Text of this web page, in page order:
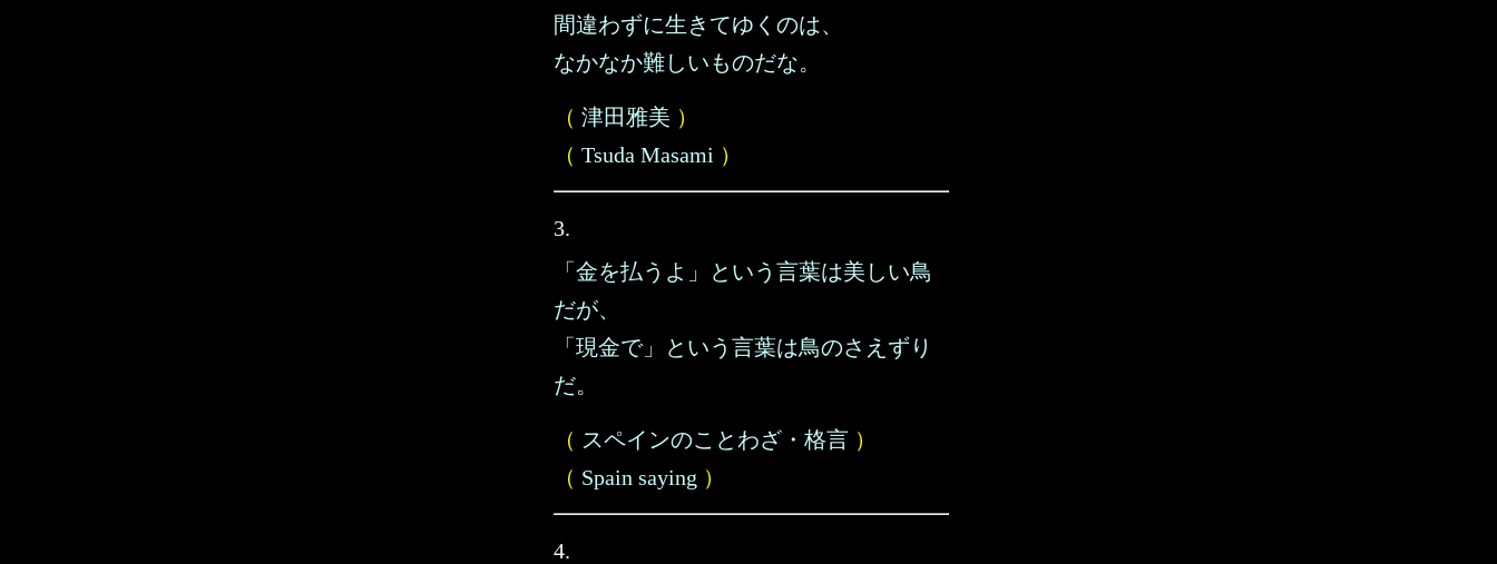
間違わずに生きてゆくのは、
なかなか難しいものだな。
（ 津田雅美 ）
（ Tsuda Masami ）
3.
「金を払うよ」という言葉は美しい鳥
だが、
「現金で」という言葉は鳥のさえずり
だ。
（ スペインのことわざ・格言 ）
（ Spain saying ）
4.